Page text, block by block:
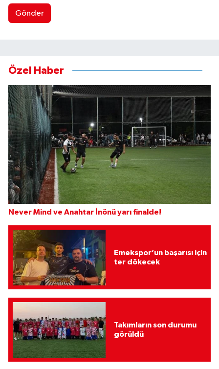
Gönder
Özel Haber
Never Mind ve Anahtar İnönü yarı finalde!
Emekspor’un başarısı için
ter dökecek
Takımların son durumu
görüldü